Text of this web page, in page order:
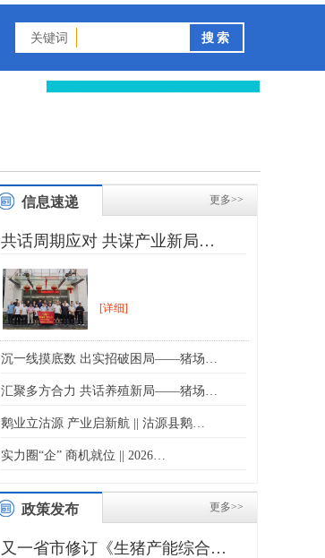
关键词
更多>>
信息速递
共话周期应对 共谋产业新局…
[详细]
沉一线摸底数 出实招破困局——猪场…
汇聚多方合力 共话养殖新局——猪场…
鹅业立沽源 产业启新航 || 沽源县鹅…
实力圈“企” 商机就位 || 2026…
更多>>
政策发布
又一省市修订《生猪产能综合…